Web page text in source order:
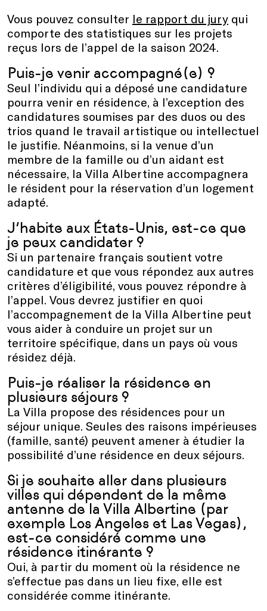
Vous pouvez consulter le rapport du jury qui
comporte des statistiques sur les projets
reçus lors de l’appel de la saison 2024.
Puis-je venir accompagné(e) ?
Seul l’individu qui a déposé une candidature
pourra venir en résidence, à l’exception des
candidatures soumises par des duos ou des
trios quand le travail artistique ou intellectuel
le justifie. Néanmoins, si la venue d’un
membre de la famille ou d’un aidant est
nécessaire, la Villa Albertine accompagnera
le résident pour la réservation d’un logement
adapté.
J’habite aux États-Unis, est-ce que
je peux candidater ?
Si un partenaire français soutient votre
candidature et que vous répondez aux autres
critères d’éligibilité, vous pouvez répondre à
l’appel. Vous devrez justifier en quoi
l’accompagnement de la Villa Albertine peut
vous aider à conduire un projet sur un
territoire spécifique, dans un pays où vous
résidez déjà.
Puis-je réaliser la résidence en
plusieurs séjours ?
La Villa propose des résidences pour un
séjour unique. Seules des raisons impérieuses
(famille, santé) peuvent amener à étudier la
possibilité d’une résidence en deux séjours.
Si je souhaite aller dans plusieurs
villes qui dépendent de la même
antenne de la Villa Albertine (par
exemple Los Angeles et Las Vegas),
est-ce considéré comme une
résidence itinérante ?
Oui, à partir du moment où la résidence ne
s’effectue pas dans un lieu fixe, elle est
considérée comme itinérante.